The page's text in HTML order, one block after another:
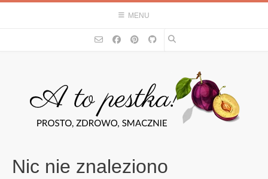
Skip
MENU
Nic nie znaleziono